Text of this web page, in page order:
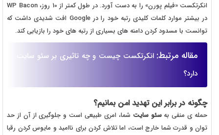
انکرتکست «فیلم پورن» را به دست آورد. در طول کمتر از 10 روز، WP Bacon
در بیشتر موارد کلمات کلیدی رتبه خود را در Google افت شدیدی داشت که
توانست با مسدود کردن دامنه های بسیاری از رتبه های خود را بازیابی کند.
مقاله مرتبط:انکرتکست چیست و چه تاثیری بر سئو سایت
دارد؟
چگونه در برابر این تهدید امن بمانیم؟
حمله ی منفی بهسئو سایت شما، امری طبیعی است و جلوگیری از آن از حد
توان و قدرت شما خارج است، اما تلاش کردن برای ناامید و مایوس کردن رقبا